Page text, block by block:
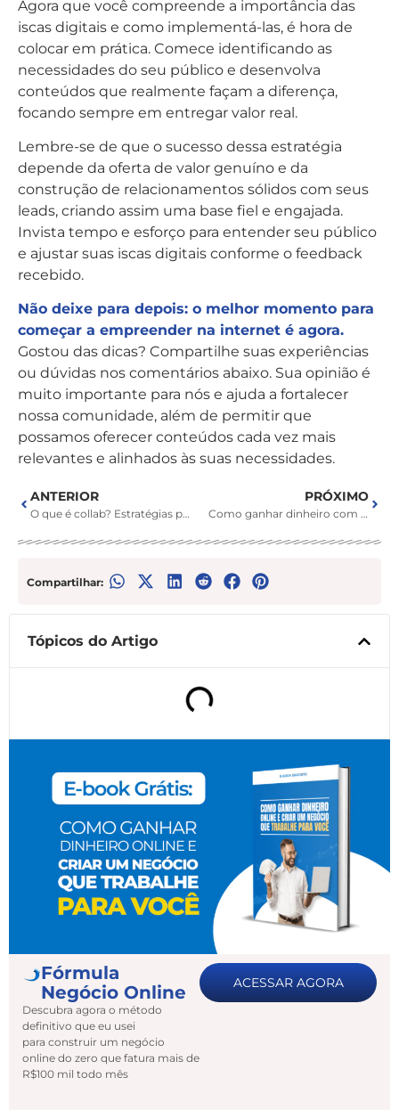
Agora que você compreende a importância das
iscas digitais e como implementá-las, é hora de
colocar em prática. Comece identificando as
necessidades do seu público e desenvolva
conteúdos que realmente façam a diferença,
focando sempre em entregar valor real.
Lembre-se de que o sucesso dessa estratégia
depende da oferta de valor genuíno e da
construção de relacionamentos sólidos com seus
leads, criando assim uma base fiel e engajada.
Invista tempo e esforço para entender seu público
e ajustar suas iscas digitais conforme o feedback
recebido.
Não deixe para depois: o melhor momento para
começar a empreender na internet é agora.
Gostou das dicas? Compartilhe suas experiências
ou dúvidas nos comentários abaixo. Sua opinião é
muito importante para nós e ajuda a fortalecer
nossa comunidade, além de permitir que
possamos oferecer conteúdos cada vez mais
relevantes e alinhados às suas necessidades.
ANTERIOR
O que é collab? Estratégias para parcerias de sucesso
PRÓXIMO
Como ganhar dinheiro com ChatGPT: 7 estratégias
Compartilhar:
Tópicos do Artigo
Fórmula
Negócio Online
Descubra agora o método
definitivo que eu usei
para construir um negócio
online do zero que fatura mais de
R$100 mil todo mês
ACESSAR AGORA